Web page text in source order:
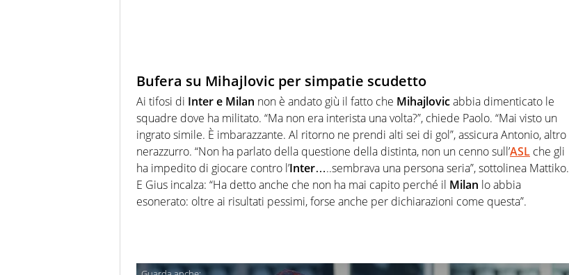
Bufera su Mihajlovic per simpatie scudetto
Ai tifosi di Inter e Milan non è andato giù il fatto che Mihajlovicabbia dimenticato le
squadre dove ha militato. “Ma non era interista una volta?”, chiede Paolo. “Mai visto un
ingrato simile. È imbarazzante. Al ritorno ne prendi alti sei di gol”, assicura Antonio, altro
nerazzurro. “Non ha parlato della questione della distinta, non un cenno sull’ASL che gli
ha impedito di giocare contro l’Inter…..sembrava una persona seria”, sottolinea Mattiko.
E Gius incalza: “Ha detto anche che non ha mai capito perché il Milan lo abbia
esonerato: oltre ai risultati pessimi, forse anche per dichiarazioni come questa”.